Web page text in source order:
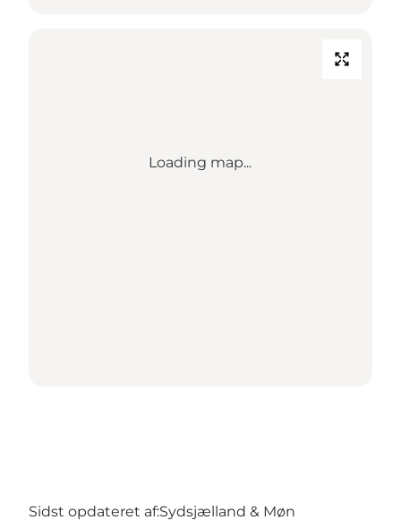
Loading map...
Sidst opdateret af:Sydsjælland & Møn